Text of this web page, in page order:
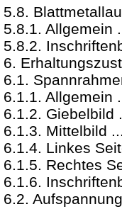
5.8.
5.8.1. Allgemein
5.8.2.
6.
6.1.
6.1.1. Allgemein
6.1.2. Giebelbild
6.1.3. Mittelbild
6.1.4. Linkes
6.1.5. Rechtes
6.1.6.
6.2.